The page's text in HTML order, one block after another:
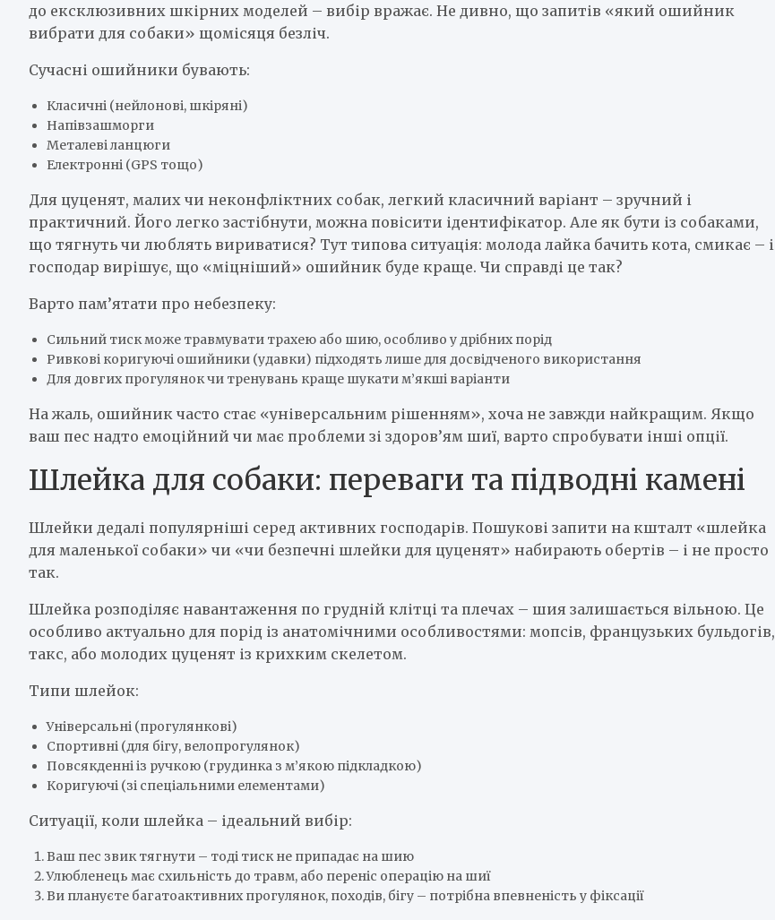
до ексклюзивних шкірних моделей – вибір вражає. Не дивно, що запитів «який ошийник
вибрати для собаки» щомісяця безліч.
Сучасні ошийники бувають:
Класичні (нейлонові, шкіряні)
Напівзашморги
Металеві ланцюги
Електронні (GPS тощо)
Для цуценят, малих чи неконфліктних собак, легкий класичний варіант – зручний і
практичний. Його легко застібнути, можна повісити ідентифікатор. Але як бути із собаками,
що тягнуть чи люблять вириватися? Тут типова ситуація: молода лайка бачить кота, смикає – і
господар вирішує, що «міцніший» ошийник буде краще. Чи справді це так?
Варто пам’ятати про небезпеку:
Сильний тиск може травмувати трахею або шию, особливо у дрібних порід
Ривкові коригуючі ошийники (удавки) підходять лише для досвідченого використання
Для довгих прогулянок чи тренувань краще шукати м’якші варіанти
На жаль, ошийник часто стає «універсальним рішенням», хоча не завжди найкращим. Якщо
ваш пес надто емоційний чи має проблеми зі здоров’ям шиї, варто спробувати інші опції.
Шлейка для собаки: переваги та підводні камені
Шлейки дедалі популярніші серед активних господарів. Пошукові запити на кшталт «шлейка
для маленької собаки» чи «чи безпечні шлейки для цуценят» набирають обертів – і не просто
так.
Шлейка розподіляє навантаження по грудній клітці та плечах – шия залишається вільною. Це
особливо актуально для порід із анатомічними особливостями: мопсів, французьких бульдогів,
такс, або молодих цуценят із крихким скелетом.
Типи шлейок:
Універсальні (прогулянкові)
Спортивні (для бігу, велопрогулянок)
Повсякденні із ручкою (грудинка з м’якою підкладкою)
Коригуючі (зі спеціальними елементами)
Ситуації, коли шлейка – ідеальний вибір:
Ваш пес звик тягнути – тоді тиск не припадає на шию
Улюбленець має схильність до травм, або переніс операцію на шиї
Ви плануєте багатоактивних прогулянок, походів, бігу – потрібна впевненість у фіксації